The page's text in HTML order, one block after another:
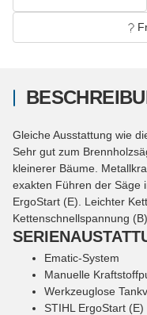
Gleiche Ausstattung wie
Sehr gut zum
kleinerer Bäume.
exakten Führen der Säge
ErgoStart (E). Leichter
Kettenschnellspannung
Ematic-System
Manuelle
Werkzeuglose
STIHL ErgoStart (E)